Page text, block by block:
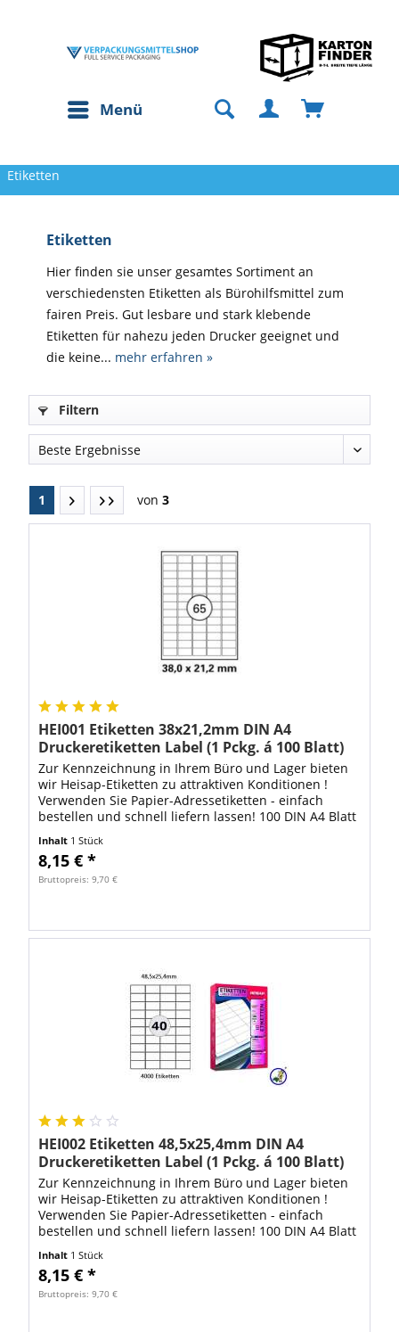
Menü
Etiketten
Etiketten
Hier finden sie unser gesamtes Sortiment an
verschiedensten Etiketten als Bürohilfsmittel zum
fairen Preis. Gut lesbare und stark klebende
Etiketten für nahezu jeden Drucker geeignet und
die keine... mehr erfahren »
Filtern
1 von 3
HEI001 Etiketten 38x21,2mm DIN A4
Druckeretiketten Label (1 Pckg. á 100 Blatt)
Zur Kennzeichnung in Ihrem Büro und Lager bieten
wir Heisap-Etiketten zu attraktiven Konditionen !
Verwenden Sie Papier-Adressetiketten - einfach
bestellen und schnell liefern lassen! 100 DIN A4 Blatt
Inhalt 1 Stück
8,15 € *
Bruttopreis: 9,70 €
HEI002 Etiketten 48,5x25,4mm DIN A4
Druckeretiketten Label (1 Pckg. á 100 Blatt)
Zur Kennzeichnung in Ihrem Büro und Lager bieten
wir Heisap-Etiketten zu attraktiven Konditionen !
Verwenden Sie Papier-Adressetiketten - einfach
bestellen und schnell liefern lassen! 100 DIN A4 Blatt
Inhalt 1 Stück
8,15 € *
Bruttopreis: 9,70 €